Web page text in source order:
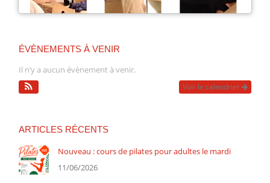
ÉVÈNEMENTS À VENIR
Il n’y a aucun évènement à venir.
Voir le calendrier
ARTICLES RÉCENTS
Nouveau : cours de pilates pour adultes le mardi
11/06/2026